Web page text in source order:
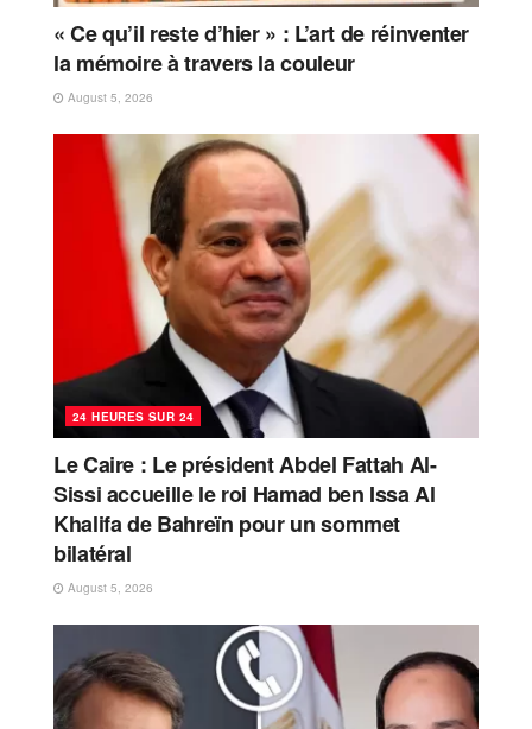
« Ce qu’il reste d’hier » : L’art de réinventer
la mémoire à travers la couleur
August 5, 2026
24 HEURES SUR 24
Le Caire : Le président Abdel Fattah Al-
Sissi accueille le roi Hamad ben Issa Al
Khalifa de Bahreïn pour un sommet
bilatéral
August 5, 2026